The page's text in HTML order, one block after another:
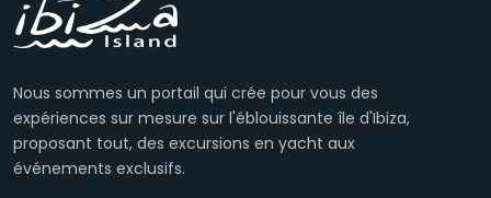
Nous sommes un portail qui crée pour vous des
expériences sur mesure sur l'éblouissante île d'Ibiza,
proposant tout, des excursions en yacht aux
événements exclusifs.